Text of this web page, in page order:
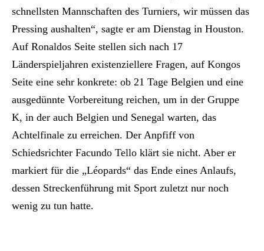
schnellsten Mannschaften des Turniers, wir müssen das
Pressing aushalten“, sagte er am Dienstag in Houston.
Auf Ronaldos Seite stellen sich nach 17
Länderspieljahren existenziellere Fragen, auf Kongos
Seite eine sehr konkrete: ob 21 Tage Belgien und eine
ausgedünnte Vorbereitung reichen, um in der Gruppe
K, in der auch Belgien und Senegal warten, das
Achtelfinale zu erreichen. Der Anpfiff von
Schiedsrichter Facundo Tello klärt sie nicht. Aber er
markiert für die „Léopards“ das Ende eines Anlaufs,
dessen Streckenführung mit Sport zuletzt nur noch
wenig zu tun hatte.